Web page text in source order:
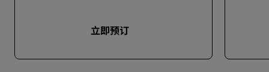
立即预订